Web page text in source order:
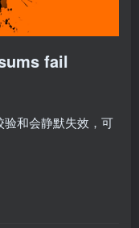
fail
验和会静默失效，可